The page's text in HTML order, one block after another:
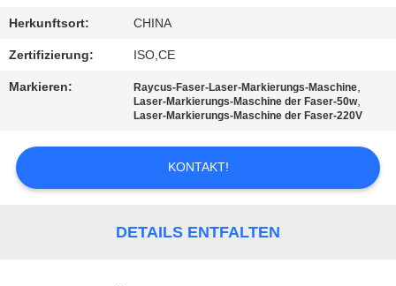
SIE
EIN
ZITAT
PRIVACY
Herkunftsort: CHINA
Zertifizierung: ISO,CE
Markieren: Raycus-Faser-Laser-Markierungs-Maschine,
Laser-Markierungs-Maschine der Faser-50w,
Laser-Markierungs-Maschine der Faser-220V
KONTAKT!
DETAILS ENTFALTEN